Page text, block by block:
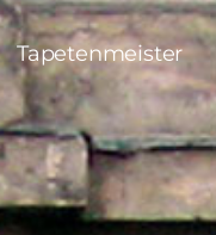
Tapetenmeister